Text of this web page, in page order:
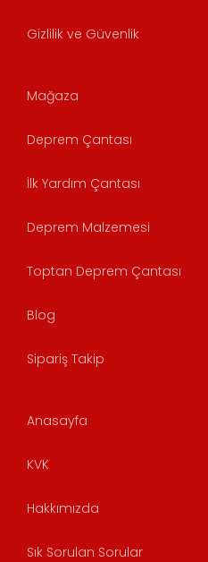
Gizlilik ve Güvenlik
Mağaza
Deprem Çantası
İlk Yardım Çantası
Deprem Malzemesi
Toptan Deprem Çantası
Blog
Sipariş Takip
Anasayfa
KVK
Hakkımızda
Sık Sorulan Sorular